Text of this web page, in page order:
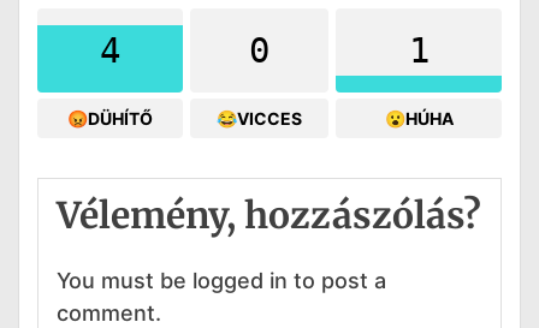
4
😡DÜHÍTŐ
0
😂VICCES
1
😮HÚHA
Vélemény, hozzászólás?
You must be logged in to post a
comment.